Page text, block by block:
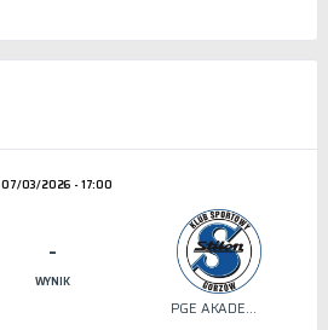
07/03/2026 - 17:00
PGE AKADEMIA SIATKÓWKI STILON
-
WYNIK